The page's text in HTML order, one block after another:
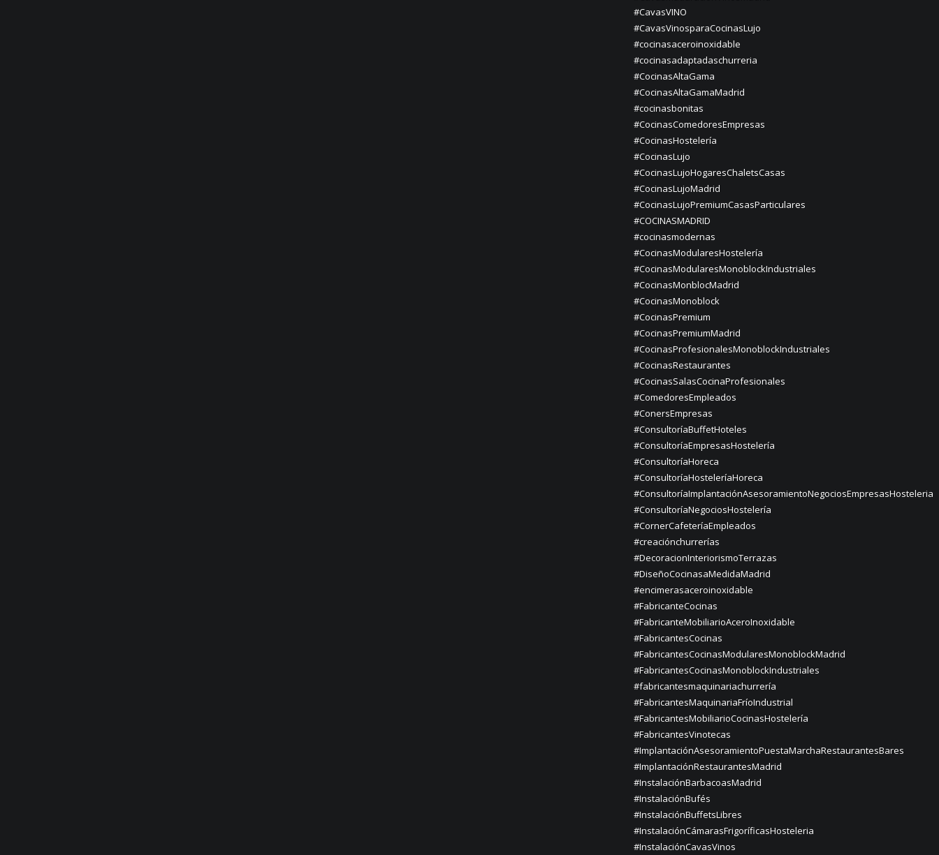
#CavasVINO
#CavasVinosparaCocinasLujo
#cocinasaceroinoxidable
#cocinasadaptadaschurreria
#CocinasAltaGama
#CocinasAltaGamaMadrid
#cocinasbonitas
#CocinasComedoresEmpresas
#CocinasHostelería
#CocinasLujo
#CocinasLujoHogaresChaletsCasas
#CocinasLujoMadrid
#CocinasLujoPremiumCasasParticulares
#COCINASMADRID
#cocinasmodernas
#CocinasModularesHostelería
#CocinasModularesMonoblockIndustriales
#CocinasMonblocMadrid
#CocinasMonoblock
#CocinasPremium
#CocinasPremiumMadrid
#CocinasProfesionalesMonoblockIndustriales
#CocinasRestaurantes
#CocinasSalasCocinaProfesionales
#ComedoresEmpleados
#ConersEmpresas
#ConsultoríaBuffetHoteles
#ConsultoríaEmpresasHostelería
#ConsultoríaHoreca
#ConsultoríaHosteleríaHoreca
#ConsultoríaImplantaciónAsesoramientoNegociosEmpresasHosteleria
#ConsultoríaNegociosHostelería
#CornerCafeteríaEmpleados
#creaciónchurrerías
#DecoracionInteriorismoTerrazas
#DiseñoCocinasaMedidaMadrid
#encimerasaceroinoxidable
#FabricanteCocinas
#FabricanteMobiliarioAceroInoxidable
#FabricantesCocinas
#FabricantesCocinasModularesMonoblockMadrid
#FabricantesCocinasMonoblockIndustriales
#fabricantesmaquinariachurrería
#FabricantesMaquinariaFríoIndustrial
#FabricantesMobiliarioCocinasHostelería
#FabricantesVinotecas
#ImplantaciónAsesoramientoPuestaMarchaRestaurantesBares
#ImplantaciónRestaurantesMadrid
#InstalaciónBarbacoasMadrid
#InstalaciónBufés
#InstalaciónBuffetsLibres
#InstalaciónCámarasFrigoríficasHosteleria
#InstalaciónCavasVinos